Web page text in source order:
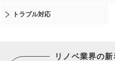
トラブル対応
リノベ業界の